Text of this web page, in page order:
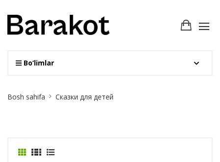
Bo‘limlar
Breadcrumb
Bosh sahifa Сказки для детей